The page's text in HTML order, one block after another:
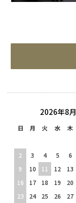
2026年8月
日 月 火 水 木
2
3 4 5 6
9
10 11 12 13
16
17 18 19 20
23
24 25 26 27